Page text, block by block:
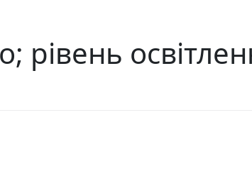
рівень